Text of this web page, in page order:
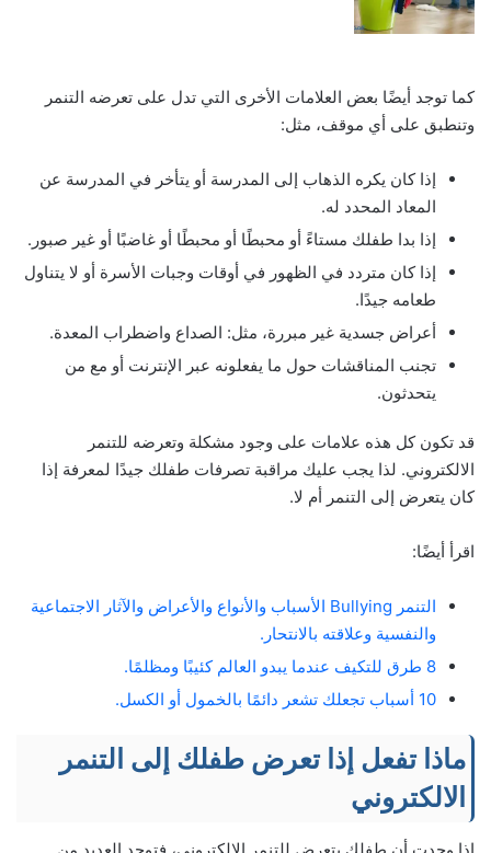
كما توجد أيضًا بعض العلامات الأخرى التي تدل على تعرضه التنمر
وتنطبق على أي موقف، مثل:
إذا كان يكره الذهاب إلى المدرسة أو يتأخر في المدرسة عن
المعاد المحدد له.
إذا بدا طفلك مستاءً أو محبطًا أو محبطًا أو غاضبًا أو غير صبور.
إذا كان متردد في الظهور في أوقات وجبات الأسرة أو لا يتناول
طعامه جيدًا.
أعراض جسدية غير مبررة، مثل: الصداع واضطراب المعدة.
تجنب المناقشات حول ما يفعلونه عبر الإنترنت أو مع من
يتحدثون.
قد تكون كل هذه علامات على وجود مشكلة وتعرضه للتنمر
الالكتروني. لذا يجب عليك مراقبة تصرفات طفلك جيدًا لمعرفة إذا
كان يتعرض إلى التنمر أم لا.
اقرأ أيضًا:
التنمر Bullying الأسباب والأنواع والأعراض والآثار الاجتماعية
والنفسية وعلاقته بالانتحار.
8 طرق للتكيف عندما يبدو العالم كئيبًا ومظلمًا.
10 أسباب تجعلك تشعر دائمًا بالخمول أو الكسل.
ماذا تفعل إذا تعرض طفلك إلى التنمر
الالكتروني